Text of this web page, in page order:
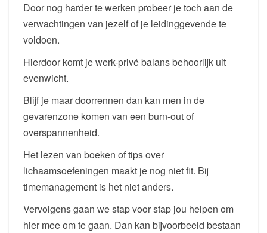
Door nog harder te werken probeer je toch aan de
verwachtingen van jezelf of je leidinggevende te
voldoen.
Hierdoor komt je werk-privé balans behoorlijk uit
evenwicht.
Blijf je maar doorrennen dan kan men in de
gevarenzone komen van een burn-out of
overspannenheid.
Het lezen van boeken of tips over
lichaamsoefeningen maakt je nog niet fit. Bij
timemanagement is het niet anders.
Vervolgens gaan we stap voor stap jou helpen om
hier mee om te gaan. Dan kan bijvoorbeeld bestaan